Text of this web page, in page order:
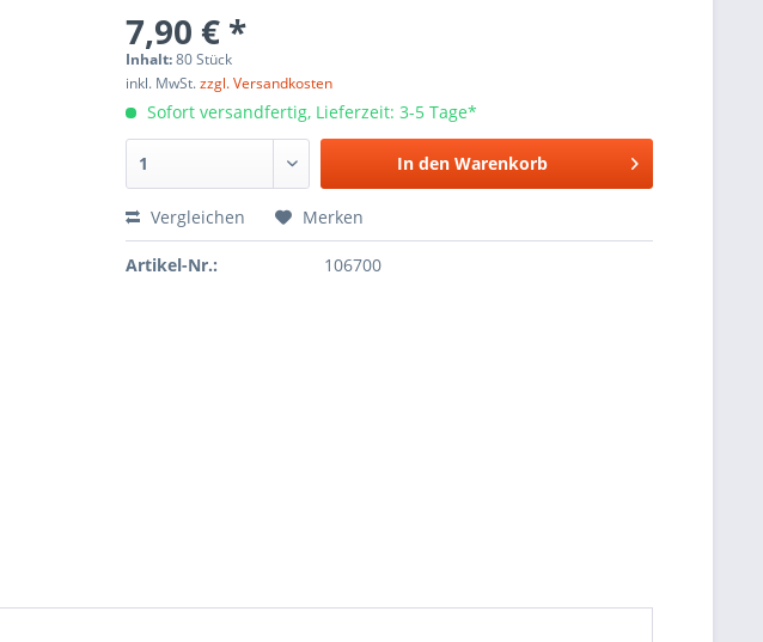
7,90 € *
Inhalt:80 Stück
inkl. MwSt.zzgl. Versandkosten
Sofort versandfertig, Lieferzeit: 3-5 Tage*
In den Warenkorb
Vergleichen Merken
Artikel-Nr.: 106700